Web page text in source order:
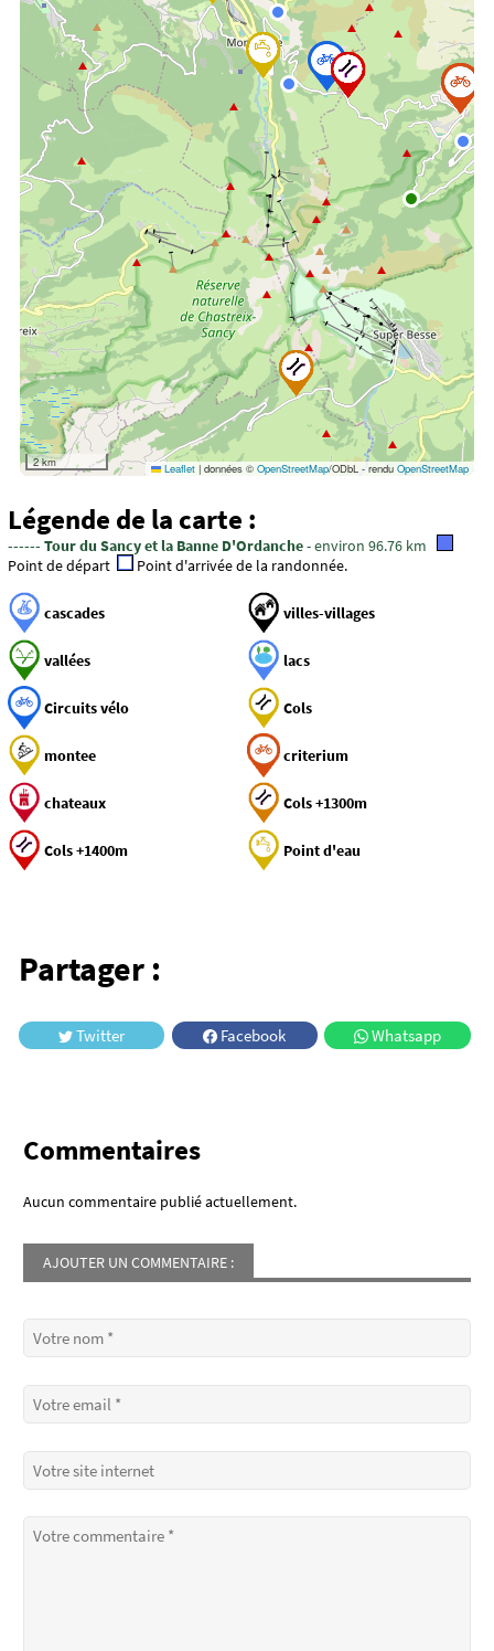
2 km Leaflet | données ©OpenStreetMap/ODbL - renduOpenStreetMap
Légende de la carte :
------ Tour du Sancy et la Banne D'Ordanche- environ 96.76 km
Point de départ
Point d'arrivée de la randonnée.
cascades villes-villages
vallées lacs
Circuits vélo Cols
montee criterium
chateaux Cols +1300m
Cols +1400m Point d'eau
Partager :
Twitter Facebook Whatsapp
Commentaires
Aucun commentaire publié actuellement.
AJOUTER UN COMMENTAIRE :